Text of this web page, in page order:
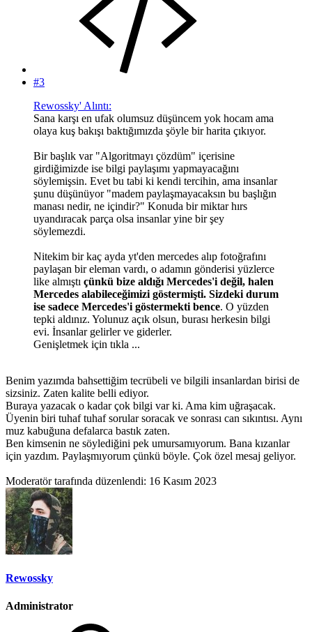
#3
Rewossky' Alıntı:
Sana karşı en ufak olumsuz düşüncem yok hocam ama
olaya kuş bakışı baktığımızda şöyle bir harita çıkıyor.
Bir başlık var "Algoritmayı çözdüm" içerisine
girdiğimizde ise bilgi paylaşımı yapmayacağını
söylemişsin. Evet bu tabi ki kendi tercihin, ama insanlar
şunu düşünüyor "madem paylaşmayacaksın bu başlığın
manası nedir, ne içindir?" Konuda bir miktar hırs
uyandıracak parça olsa insanlar yine bir şey
söylemezdi.
Nitekim bir kaç ayda yt'den mercedes alıp fotoğrafını
paylaşan bir eleman vardı, o adamın gönderisi yüzlerce
like almıştı çünkü bize aldığı Mercedes'i değil, halen
Mercedes alabileceğimizi göstermişti. Sizdeki durum
ise sadece Mercedes'i göstermekti bence. O yüzden
tepki aldınız. Yolunuz açık olsun, burası herkesin bilgi
evi. İnsanlar gelirler ve giderler.
Genişletmek için tıkla ...
Benim yazımda bahsettiğim tecrübeli ve bilgili insanlardan birisi de
sizsiniz. Zaten kalite belli ediyor.
Buraya yazacak o kadar çok bilgi var ki. Ama kim uğraşacak.
Üyenin biri tuhaf tuhaf sorular soracak ve sonrası can sıkıntısı. Aynı
muz kabuğuna defalarca bastık zaten.
Ben kimsenin ne söylediğini pek umursamıyorum. Bana kızanlar
için yazdım. Paylaşmıyorum çünkü böyle. Çok özel mesaj geliyor.
Moderatör tarafında düzenlendi: 16 Kasım 2023
Rewossky
Administrator